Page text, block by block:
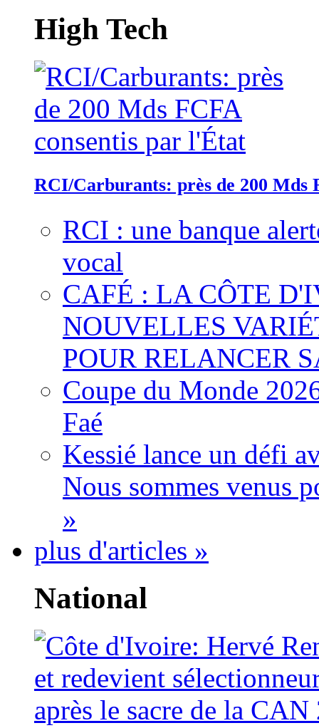
High Tech
RCI/Carburants: près de 200 Mds
RCI : une banque
vocal
CAFÉ : LA CÔTE
NOUVELLES
POUR RELANCER
Coupe du Monde
Faé
Kessié lance un défi
Nous sommes venus
»
plus d'articles »
National